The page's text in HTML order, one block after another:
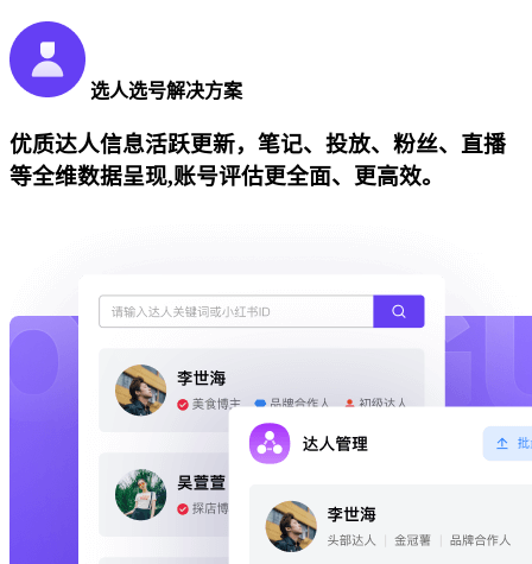
选人选号解决方案
优质达人信息活跃更新，笔记、投放、粉丝、直播
等全维数据呈现,账号评估更全面、更高效。